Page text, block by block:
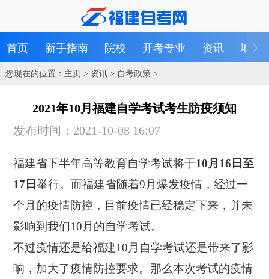
首页 新手指南 院校 开考专业 资讯 地区
您现在的位置： 主页> 资讯> 自考政策>
2021年10月福建自学考试考生防疫须知
发布时间：2021-10-08 16:07
福建省下半年高等教育自学考试将于10月16日至
17日举行。而福建省随着9月爆发疫情，经过一
个月的疫情防控，目前疫情已经稳定下来，并未
影响到我们10月的自学考试。
不过疫情还是给福建10月自学考试还是带来了影
响，加大了疫情防控要求。那么本次考试的疫情